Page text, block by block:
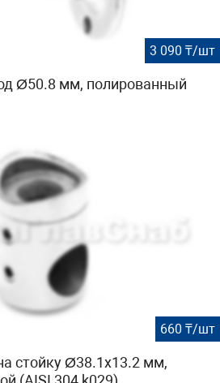
3 090 ₸/шт
Ø50.8 мм, полированный
660 ₸/шт
стойку Ø38.1х13.2 мм,